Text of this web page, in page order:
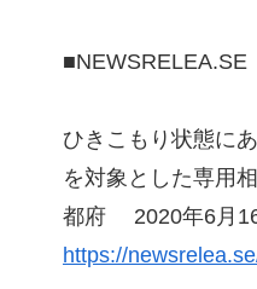
■NEWSRELEA.SE
ひきこもり状態に
を対象とした専用
都府 2020年6月
https://